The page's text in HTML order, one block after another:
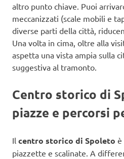
altro punto chiave. Puoi
meccanizzati (scale mobili e
diverse parti della città,
Una volta in cima, oltre alla
aspetta una vista ampia sulla
suggestiva al tramonto.
Centro storico di
piazze e percorsi
Il centro storico di Spoleto è
piazzette e scalinate. A